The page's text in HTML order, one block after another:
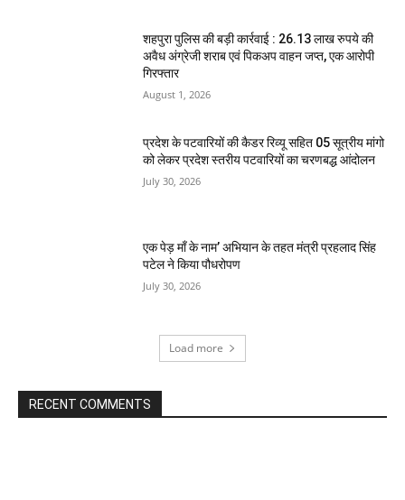
शहपुरा पुलिस की बड़ी कार्रवाई : 26.13 लाख रुपये की
अवैध अंग्रेजी शराब एवं पिकअप वाहन जप्त, एक आरोपी
गिरफ्तार
August 1, 2026
प्रदेश के पटवारियों की कैडर रिव्यू सहित 05 सूत्रीय मांगो
को लेकर प्रदेश स्तरीय पटवारियों का चरणबद्ध आंदोलन
July 30, 2026
एक पेड़ माँ के नाम’ अभियान के तहत मंत्री प्रहलाद सिंह
पटेल ने किया पौधरोपण
July 30, 2026
Load more
RECENT COMMENTS